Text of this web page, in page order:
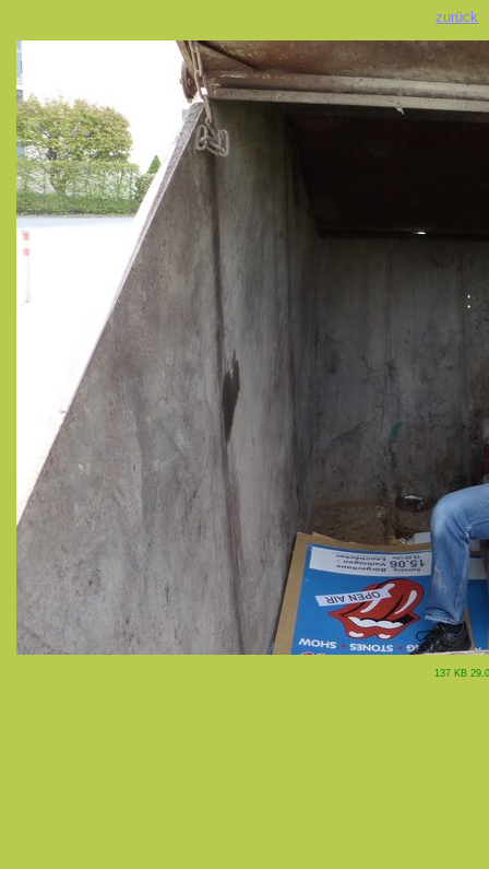
zurück
137 KB